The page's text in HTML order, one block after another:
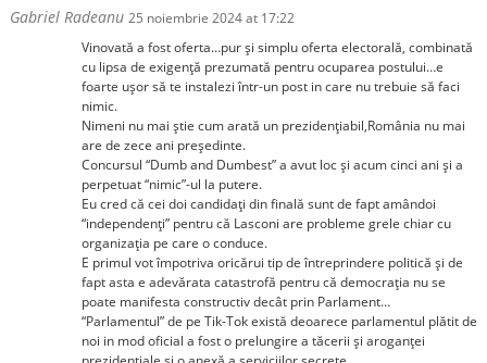
Gabriel Radeanu 25 noiembrie 2024 at 17:22
Vinovată a fost oferta…pur și simplu oferta electorală, combinată
cu lipsa de exigență prezumată pentru ocuparea postului…e
foarte ușor să te instalezi într-un post in care nu trebuie să faci
nimic.
Nimeni nu mai știe cum arată un prezidențiabil,România nu mai
are de zece ani președinte.
Concursul “Dumb and Dumbest” a avut loc și acum cinci ani și a
perpetuat “nimic”-ul la putere.
Eu cred că cei doi candidați din finală sunt de fapt amândoi
“independenți” pentru că Lasconi are probleme grele chiar cu
organizația pe care o conduce.
E primul vot împotriva oricărui tip de întreprindere politică și de
fapt asta e adevărata catastrofă pentru că democrația nu se
poate manifesta constructiv decât prin Parlament…
“Parlamentul” de pe Tik-Tok există deoarece parlamentul plătit de
noi in mod oficial a fost o prelungire a tăcerii și aroganței